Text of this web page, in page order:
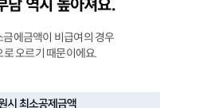
담 역시 높아져요.
금에금액이 비급여의 경우
오르기 때문이에요.